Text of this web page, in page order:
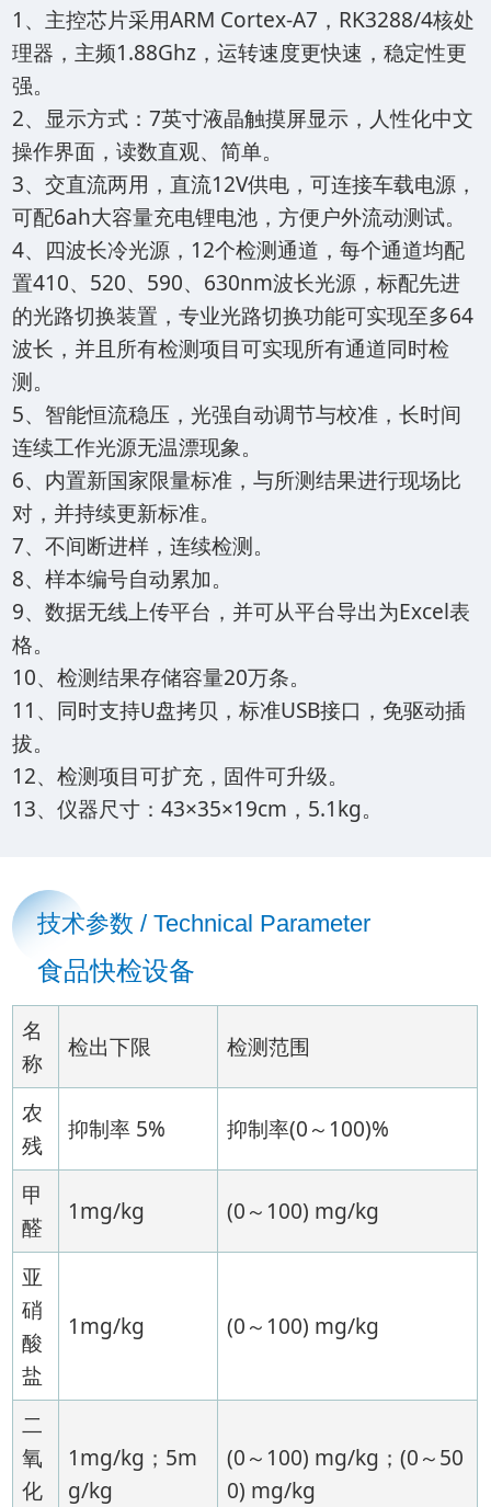
1、主控芯片采用ARM Cortex-A7，RK3288/4核处
理器，主频1.88Ghz，运转速度更快速，稳定性更
强。
2、显示方式：7英寸液晶触摸屏显示，人性化中文
操作界面，读数直观、简单。
3、交直流两用，直流12V供电，可连接车载电源，
可配6ah大容量充电锂电池，方便户外流动测试。
4、四波长冷光源，12个检测通道，每个通道均配
置410、520、590、630nm波长光源，标配先进
的光路切换装置，专业光路切换功能可实现至多64
波长，并且所有检测项目可实现所有通道同时检
测。
5、智能恒流稳压，光强自动调节与校准，长时间
连续工作光源无温漂现象。
6、内置新国家限量标准，与所测结果进行现场比
对，并持续更新标准。
7、不间断进样，连续检测。
8、样本编号自动累加。
9、数据无线上传平台，并可从平台导出为Excel表
格。
10、检测结果存储容量20万条。
11、同时支持U盘拷贝，标准USB接口，免驱动插
拔。
12、检测项目可扩充，固件可升级。
13、仪器尺寸：43×35×19cm，5.1kg。
技术参数 / Technical Parameter
食品快检设备
名
称
检出下限 检测范围
农
残
抑制率 5% 抑制率(0～100)%
甲
醛
1mg/kg (0～100) mg/kg
亚
硝
酸
盐
1mg/kg (0～100) mg/kg
二
氧
化
1mg/kg；5m
g/kg
(0～100) mg/kg；(0～50
0) mg/kg